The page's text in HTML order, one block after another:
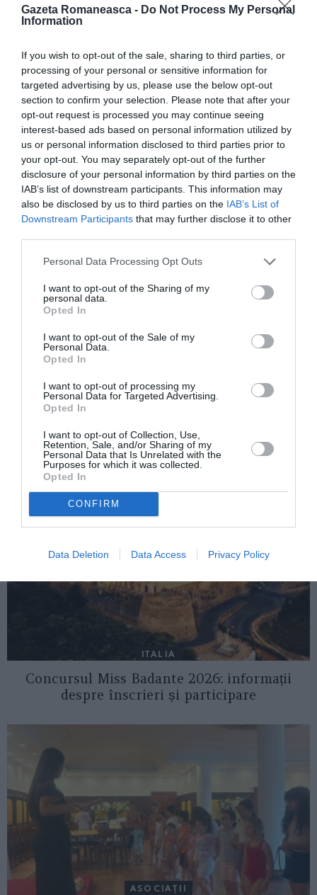
Gazeta Romaneasca - Do Not Process My Personal
Information
If you wish to opt-out of the sale, sharing to third parties, or
processing of your personal or sensitive information for
targeted advertising by us, please use the below opt-out
section to confirm your selection. Please note that after your
opt-out request is processed you may continue seeing
interest-based ads based on personal information utilized by
us or personal information disclosed to third parties prior to
your opt-out. You may separately opt-out of the further
disclosure of your personal information by third parties on the
IAB’s list of downstream participants. This information may
also be disclosed by us to third parties on the IAB’s List of
Downstream Participants that may further disclose it to other
Personal Data Processing Opt Outs
I want to opt-out of the Sharing of my
personal data.
Opted In
I want to opt-out of the Sale of my
Personal Data.
Opted In
I want to opt-out of processing my
Personal Data for Targeted Advertising.
Opted In
I want to opt-out of Collection, Use,
Retention, Sale, and/or Sharing of my
Personal Data that Is Unrelated with the
Purposes for which it was collected.
Opted In
CONFIRM
Data Deletion Data Access Privacy Policy
Toată echipa, în frunte cu Sharon Stone, este
aşteptată la pensiunile din zonă cu bucate
tradiţionale. „Avem mămăligă, brânză de burduf,
pastramă, mici, suntem pregătiţi pentru orice
petrecere şi oricare pretenţie, asigurăm distracţie
garantat, dar şi linişte şi discreţie, aşa cum oaspeţii
noştri o cer”, a declarat Costel Obrocea,
reprezentantul unei pensiuni. După România, se va
filma în Spania, pelicula spunând povestea a doi tineri
– o americancă şi un spaniol – care călătoresc prin
Europa, dorind să facă un film despre dragoste.
Sharon Stone şi Andy Garcia îi interpretează pe
părinţii fetei în filmul „What About Love”.
Articolul anterior
în război cu etnicii din Transilvania
Următorul articol
17.909 de români din Peninsulă au votat la
referendum
AȚI PUTEA DORI DE
ASEMENEA
ITALIA
Concursul Miss Badante 2026: informații
despre înscrieri și participare
ASOCIAŢII